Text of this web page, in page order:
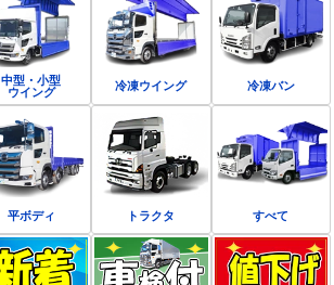
中型・小型
ウイング
冷凍ウイング 冷凍バン
平ボディ トラクタ すべて